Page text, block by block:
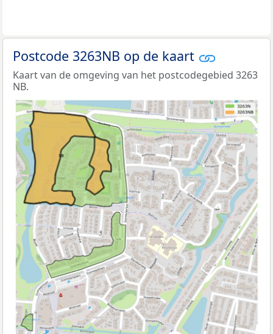
Postcode 3263NB op de kaart
Kaart van de omgeving van het postcodegebied 3263
NB.